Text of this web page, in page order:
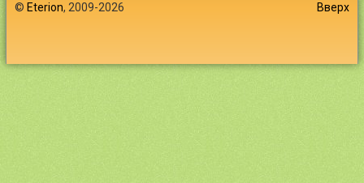
© Eterion, 2009-2026 Вверх